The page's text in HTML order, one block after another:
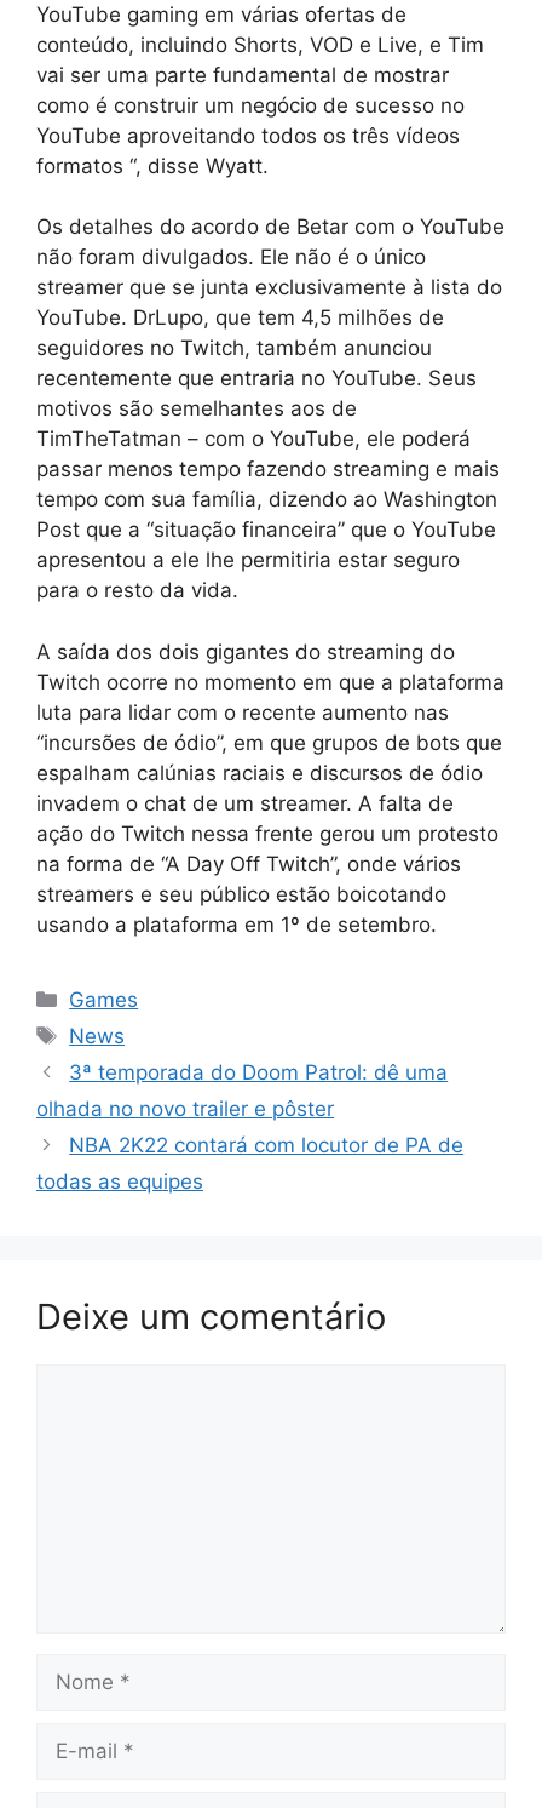
YouTube gaming em várias ofertas de
conteúdo, incluindo Shorts, VOD e Live, e Tim
vai ser uma parte fundamental de mostrar
como é construir um negócio de sucesso no
YouTube aproveitando todos os três vídeos
formatos “, disse Wyatt.
Os detalhes do acordo de Betar com o YouTube
não foram divulgados. Ele não é o único
streamer que se junta exclusivamente à lista do
YouTube. DrLupo, que tem 4,5 milhões de
seguidores no Twitch, também anunciou
recentemente que entraria no YouTube. Seus
motivos são semelhantes aos de
TimTheTatman – com o YouTube, ele poderá
passar menos tempo fazendo streaming e mais
tempo com sua família, dizendo ao Washington
Post que a “situação financeira” que o YouTube
apresentou a ele lhe permitiria estar seguro
para o resto da vida.
A saída dos dois gigantes do streaming do
Twitch ocorre no momento em que a plataforma
luta para lidar com o recente aumento nas
“incursões de ódio”, em que grupos de bots que
espalham calúnias raciais e discursos de ódio
invadem o chat de um streamer. A falta de
ação do Twitch nessa frente gerou um protesto
na forma de “A Day Off Twitch”, onde vários
streamers e seu público estão boicotando
usando a plataforma em 1º de setembro.
Categorias
Games
Tags
News
3ª temporada do Doom Patrol: dê uma
olhada no novo trailer e pôster
NBA 2K22 contará com locutor de PA de
todas as equipes
Deixe um comentário
mail